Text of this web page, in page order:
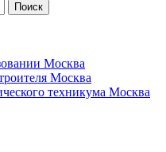
Москва
Москва
техникума Москва